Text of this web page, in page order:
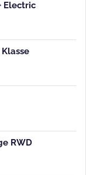
Electric
RWD